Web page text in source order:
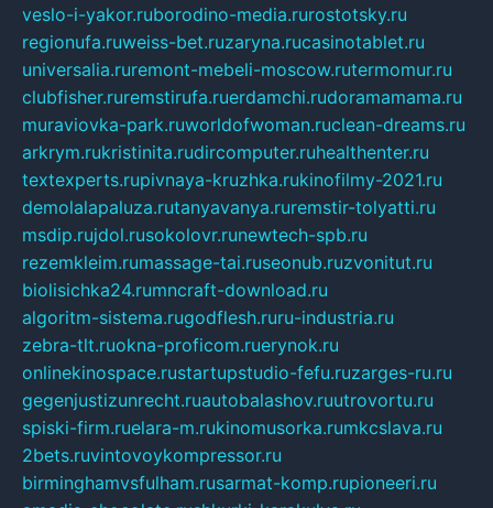
veslo-i-yakor.ruborodino-media.rurostotsky.ru
regionufa.ruweiss-bet.ruzaryna.rucasinotablet.ru
universalia.ruremont-mebeli-moscow.rutermomur.ru
clubfisher.ruremstirufa.ruerdamchi.rudoramamama.ru
muraviovka-park.ruworldofwoman.ruclean-dreams.ru
arkrym.rukristinita.rudircomputer.ruhealthenter.ru
textexperts.rupivnaya-kruzhka.rukinofilmy-2021.ru
demolalapaluza.rutanyavanya.ruremstir-tolyatti.ru
msdip.rujdol.rusokolovr.runewtech-spb.ru
rezemkleim.rumassage-tai.ruseonub.ruzvonitut.ru
biolisichka24.rumncraft-download.ru
algoritm-sistema.rugodflesh.ruru-industria.ru
zebra-tlt.ruokna-proficom.ruerynok.ru
onlinekinospace.rustartupstudio-fefu.ruzarges-ru.ru
gegenjustizunrecht.ruautobalashov.ruutrovortu.ru
spiski-firm.ruelara-m.rukinomusorka.rumkcslava.ru
2bets.ruvintovoykompressor.ru
birminghamvsfulham.rusarmat-komp.rupioneeri.ru